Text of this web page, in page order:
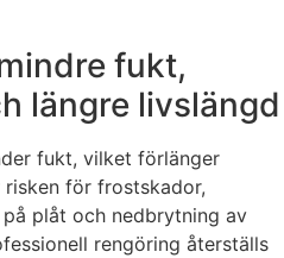
fukt,
längre livslängd
fukt, vilket förlänger
för frostskador,
plåt och nedbrytning av
rengöring återställs